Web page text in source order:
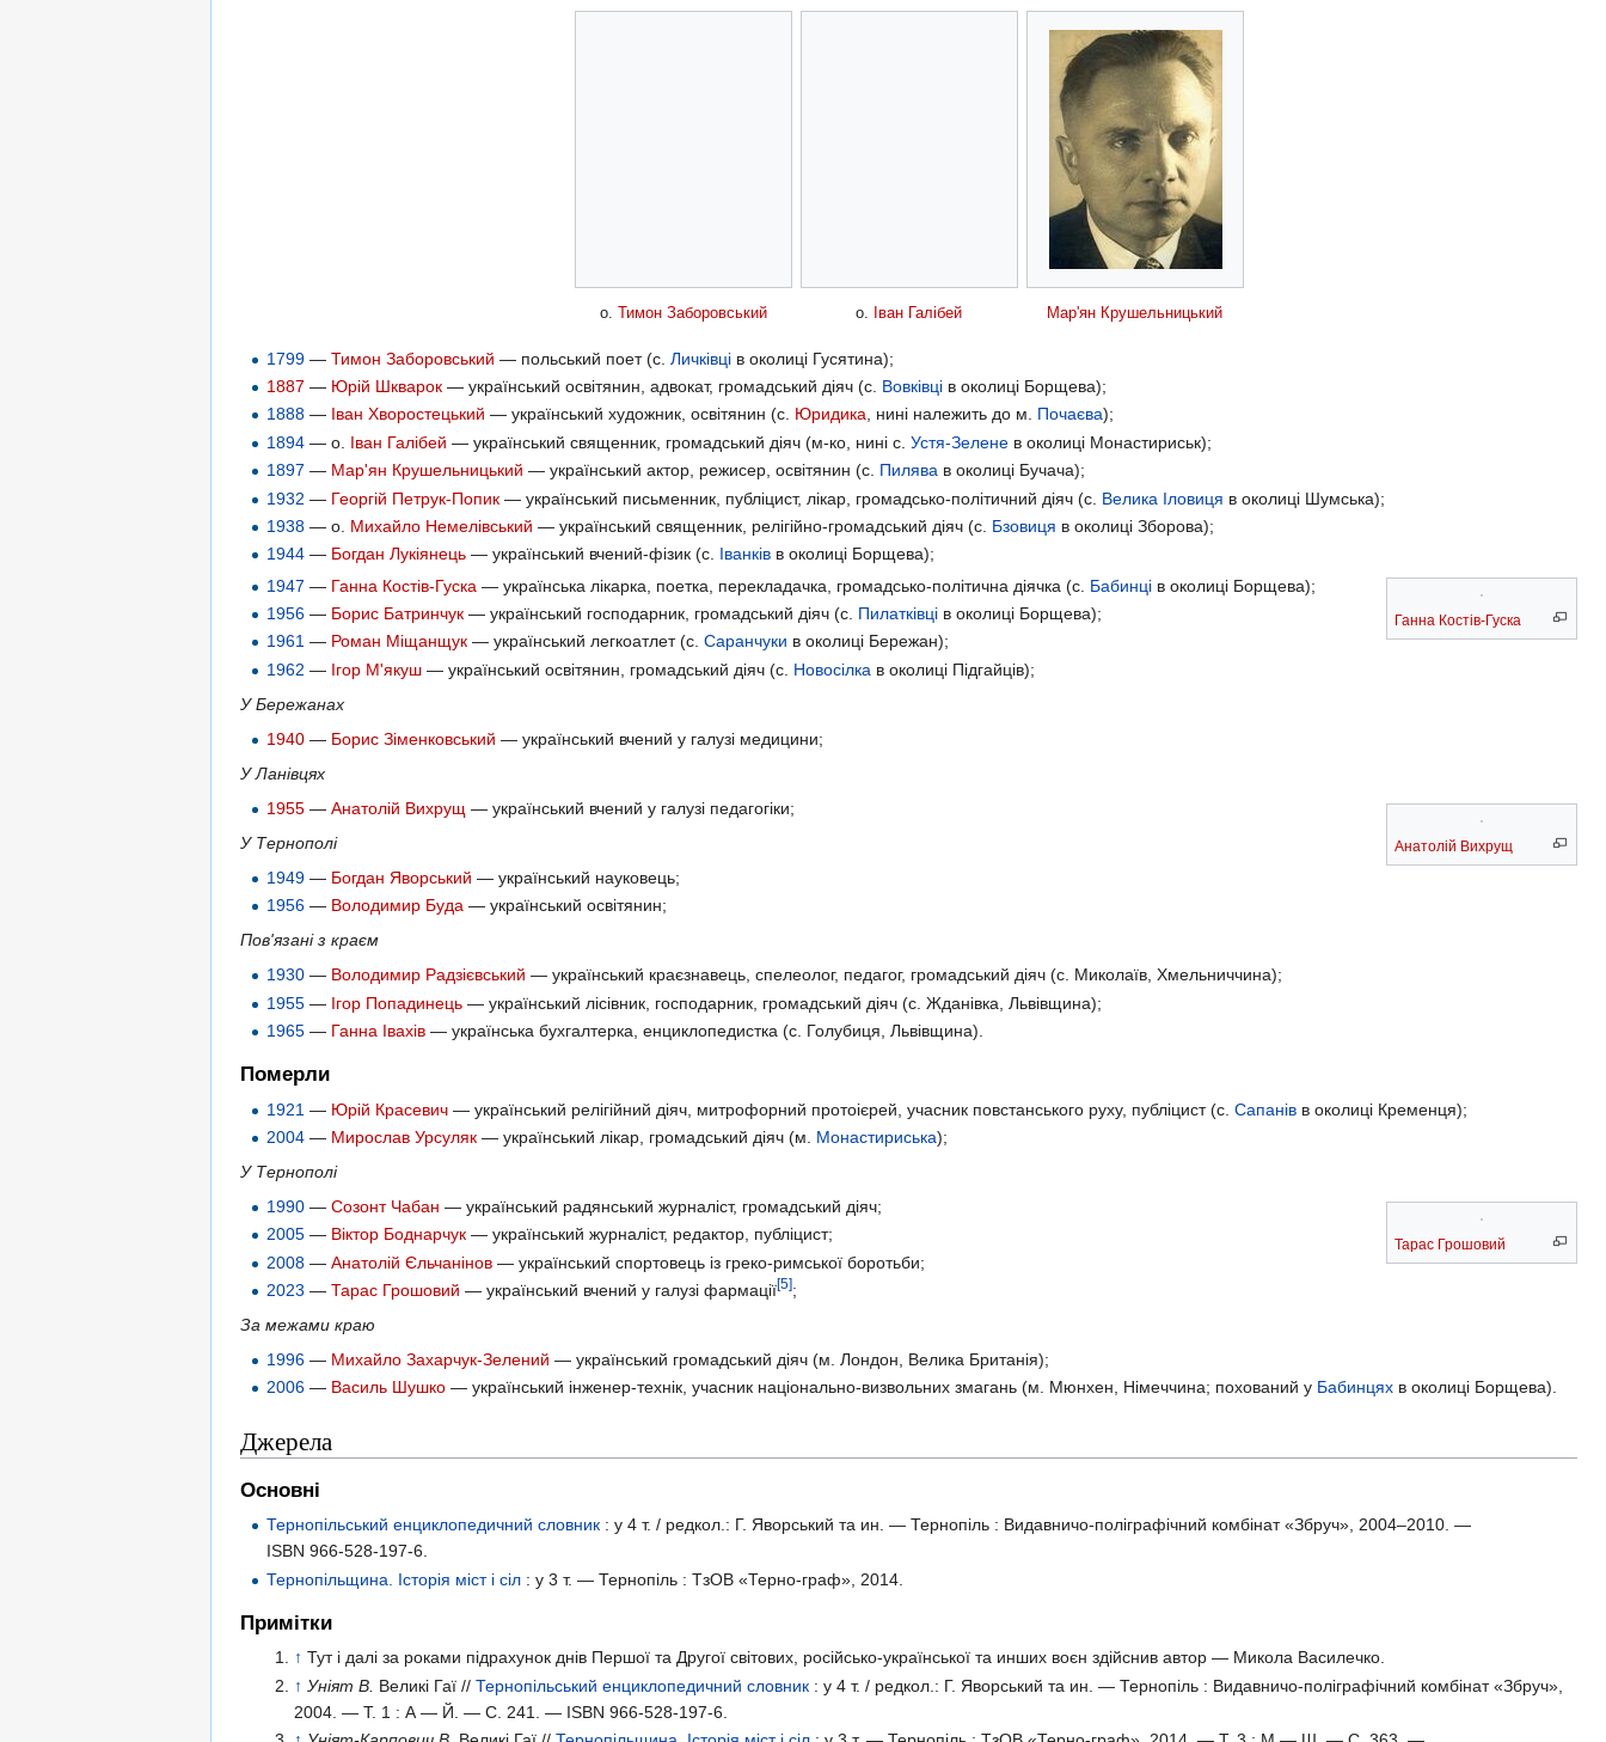
о. Тимон Заборовський о. Іван Галібей Мар'ян Крушельницький
1799 —Тимон Заборовський — польський поет (с.Личківці в околиці Гусятина);
1887 — Юрій Шкварок — український освітянин, адвокат, громадський діяч (с. Вовківці в околиці Борщева);
1888 — Іван Хворостецький — український художник, освітянин (с. Юридика, нині належить до м. Почаєва);
1894 — о. Іван Галібей — український священник, громадський діяч (м-ко, нині с.Устя-Зелене в околиці Монастириськ);
1897 — Мар'ян Крушельницький — український актор, режисер, освітянин (с. Пилява в околиці Бучача);
1932 — Георгій Петрук-Попик — український письменник, публіцист, лікар, громадсько-політичний діяч (с. Велика Іловиця в околиці Шумська);
1938 — о. Михайло Немелівський — український священник, релігійно-громадський діяч (с. Бзовиця в околиці Зборова);
1944 — Богдан Лукіянець — український вчений-фізик (с. Іванків в околиці Борщева);
Ганна Костів-Гуска
1947 — Ганна Костів-Гуска — українська лікарка, поетка, перекладачка, громадсько-політична діячка (с. Бабинці в околиці Борщева);
1956 — Борис Батринчук — український господарник, громадський діяч (с. Пилатківці в околиці Борщева);
1961 — Роман Міщанщук — український легкоатлет (с.Саранчуки в околиці Бережан);
1962 — Ігор М'якуш — український освітянин, громадський діяч (с. Новосілка в околиці Підгайців);
У Бережанах
1940 — Борис Зіменковський — український вчений у галузі медицини;
У Ланівцях
Анатолій Вихрущ
1955 —Анатолій Вихрущ — український вчений у галузі педагогіки;
У Тернополі
1949 — Богдан Яворський — український науковець;
1956 — Володимир Буда — український освітянин;
Пов'язані з краєм
1930 — Володимир Радзієвський — український краєзнавець, спелеолог, педагог, громадський діяч (с. Миколаїв, Хмельниччина);
1955 — Ігор Попадинець — український лісівник, господарник, громадський діяч (с. Жданівка, Львівщина);
1965 — Ганна Івахів — українська бухгалтерка, енциклопедистка (с. Голубиця, Львівщина).
Померли
1921 — Юрій Красевич — український релігійний діяч, митрофорний протоієрей, учасник повстанського руху, публіцист (с.Сапанів в околиці Кременця);
2004 — Мирослав Урсуляк — український лікар, громадський діяч (м. Монастириська);
У Тернополі
Тарас Грошовий
1990 —Созонт Чабан — український радянський журналіст, громадський діяч;
2005 — Віктор Боднарчук — український журналіст, редактор, публіцист;
2008 —Анатолій Єльчанінов — український спортовець із греко-римської боротьби;
2023 —Тарас Грошовий — український вчений у галузі фармації[5];
За межами краю
1996 — Михайло Захарчук-Зелений — український громадський діяч (м. Лондон, Велика Британія);
2006 — Василь Шушко — український інженер-технік, учасник національно-визвольних змагань (м. Мюнхен, Німеччина; похований у Бабинцях в околиці Борщева).
Джерела
Основні
Тернопільський енциклопедичний словник : у4 т. / редкол.: Г. Яворський та ин. — Тернопіль : Видавничо-поліграфічний комбінат «Збруч», 2004–2010. —
ISBN 966-528-197-6.
Тернопільщина. Історія міст і сіл : у3 т. — Тернопіль : ТзОВ «Терно-граф», 2014.
Примітки
↑ Тут і далі за роками підрахунок днів Першої та Другої світових, російсько-української та инших воєн здійснив автор — Микола Василечко.
↑ Уніят В. Великі Гаї // Тернопільський енциклопедичний словник: у 4 т. /редкол.: Г. Яворський та ин. — Тернопіль : Видавничо-поліграфічний комбінат «Збруч»,
2004. — Т. 1 : А — Й. — С. 241. — ISBN 966-528-197-6